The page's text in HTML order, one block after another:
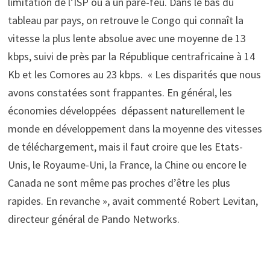
tableau par pays, on retrouve le Congo qui connaît la
vitesse la plus lente absolue avec une moyenne de 13
kbps, suivi de près par la République centrafricaine à 14
Kb et les Comores au 23 kbps. « Les disparités que nous
avons constatées sont frappantes. En général, les
économies développées dépassent naturellement le
monde en développement dans la moyenne des vitesses
de téléchargement, mais il faut croire que les Etats-
Unis, le Royaume-Uni, la France, la Chine ou encore le
Canada ne sont même pas proches d’être les plus
rapides. En revanche », avait commenté Robert Levitan,
directeur général de Pando Networks.